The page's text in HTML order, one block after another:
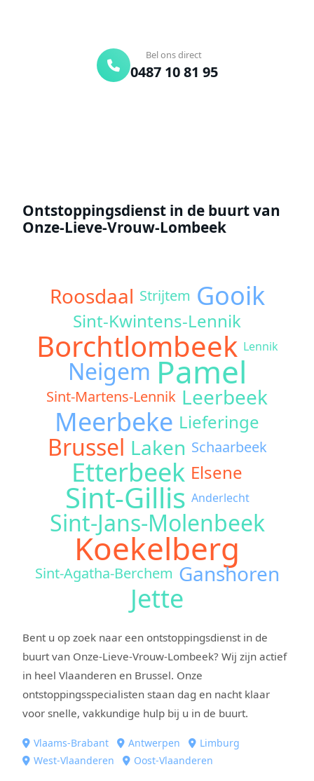
Bel ons direct
0487 10 81 95
Ontstoppingsdienst in de buurt van
Onze-Lieve-Vrouw-Lombeek
Roosdaal Strijtem Gooik
Sint-Kwintens-Lennik
Borchtlombeek Lennik
Neigem Pamel
Sint-Martens-Lennik Leerbeek
Meerbeke Lieferinge
Brussel Laken Schaarbeek
Etterbeek Elsene
Sint-Gillis Anderlecht
Sint-Jans-Molenbeek
Koekelberg
Sint-Agatha-Berchem Ganshoren
Jette
Bent u op zoek naar een ontstoppingsdienst in de
buurt van Onze-Lieve-Vrouw-Lombeek? Wij zijn actief
in heel Vlaanderen en Brussel. Onze
ontstoppingsspecialisten staan dag en nacht klaar
voor snelle, vakkundige hulp bij u in de buurt.
Vlaams-Brabant Antwerpen
Limburg
West-Vlaanderen
Oost-Vlaanderen